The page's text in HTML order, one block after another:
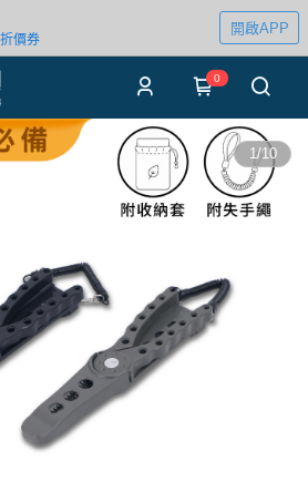
價券
開啟APP
0
1/10